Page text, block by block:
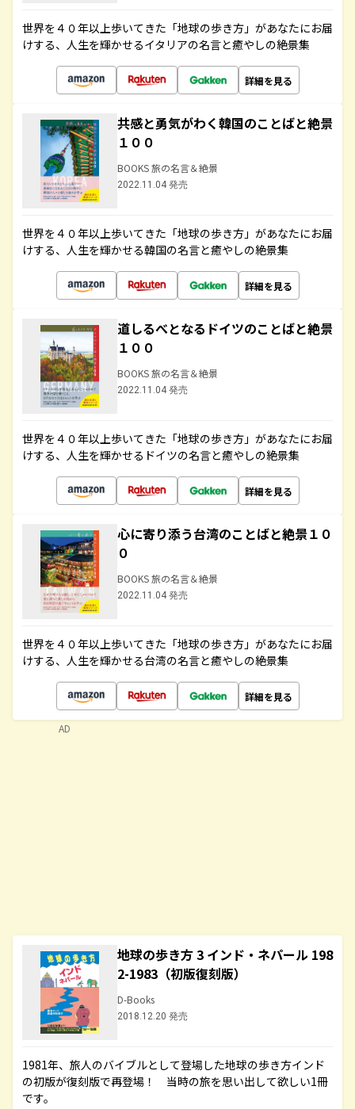
世界を４０年以上歩いてきた「地球の歩き方」があなたにお届
けする、人生を輝かせるイタリアの名言と癒やしの絶景集
詳細を見る
共感と勇気がわく韓国のことばと絶景
１００
BOOKS 旅の名言＆絶景
2022.11.04 発売
世界を４０年以上歩いてきた「地球の歩き方」があなたにお届
けする、人生を輝かせる韓国の名言と癒やしの絶景集
詳細を見る
道しるべとなるドイツのことばと絶景
１００
BOOKS 旅の名言＆絶景
2022.11.04 発売
世界を４０年以上歩いてきた「地球の歩き方」があなたにお届
けする、人生を輝かせるドイツの名言と癒やしの絶景集
詳細を見る
心に寄り添う台湾のことばと絶景１０
０
BOOKS 旅の名言＆絶景
2022.11.04 発売
世界を４０年以上歩いてきた「地球の歩き方」があなたにお届
けする、人生を輝かせる台湾の名言と癒やしの絶景集
詳細を見る
地球の歩き方 3 インド・ネパール 198
2-1983（初版復刻版）
D-Books
2018.12.20 発売
1981年、旅人のバイブルとして登場した地球の歩き方インド
の初版が復刻版で再登場！ 当時の旅を思い出して欲しい1冊
です。
AD